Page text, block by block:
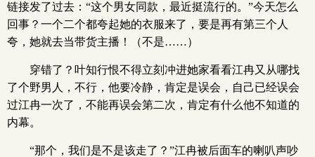
链接发了过去：“这个男女同款，最近挺流行的。”今天怎么
回事？一个二个都夸起她的衣服来了，要是再有第三个人
夸，她就去当带货主播！（不是……）
穿错了？叶知行恨不得立刻冲进她家看看江冉又从哪找
了个野男人，不行，他要冷静，肯定是误会，自己已经误会
过江冉一次了，不能再误会第二次，肯定有什么他不知道的
内幕。
“那个，我们是不是该走了？”江冉被后面车的喇叭声吵